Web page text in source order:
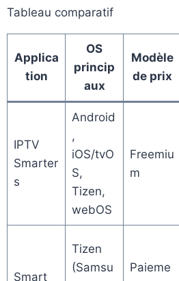
Tableau comparatif
Applica
tion
OS
princip
aux
Modèle
de prix
IPTV
Smarter
s
Android
,
iOS/tvO
S,
Tizen,
webOS
Freemiu
m
Smart
Tizen
(Samsu
Paieme